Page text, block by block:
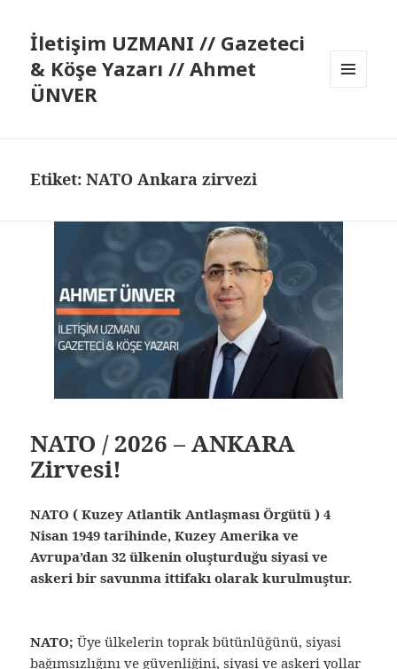
İletişim UZMANI // Gazeteci
& Köşe Yazarı // Ahmet
ÜNVER
Etiket:NATO Ankara zirvezi
NATO / 2026 – ANKARA
Zirvesi!
NATO ( Kuzey Atlantik Antlaşması Örgütü ) 4
Nisan 1949 tarihinde, Kuzey Amerika ve
Avrupa’dan 32 ülkenin oluşturduğu siyasi ve
askeri bir savunma ittifakı olarak kurulmuştur.
NATO;Üye ülkelerin toprak bütünlüğünü, siyasi
bağımsızlığını ve güvenliğini, siyasi ve askeri yollar